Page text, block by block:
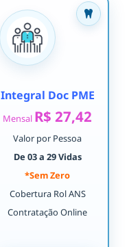
Integral Doc PME
Mensal R$ 27,42
Valor por Pessoa
De 03 a 29 Vidas
*Sem Zero
Cobertura Rol ANS
Contratação Online